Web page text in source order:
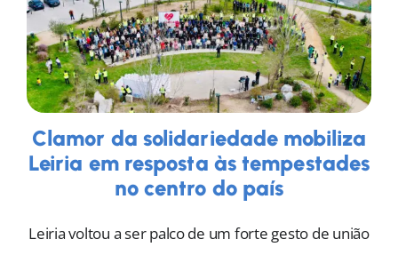
Clamor da solidariedade mobiliza
Leiria em resposta às tempestades
no centro do país
Leiria voltou a ser palco de um forte gesto de união